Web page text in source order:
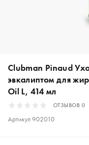
Clubman Pinaud
эвкалиптом для
Oil L, 414 мл
ОТЗЫВОВ 0
Артикул 902010